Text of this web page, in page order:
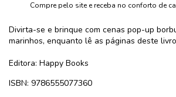
Compre pelo site e receba no conforto de
Divirta-se e brinque com cenas pop-up
marinhos, enquanto lê as páginas deste
Editora: Happy Books
ISBN: 9786555077360